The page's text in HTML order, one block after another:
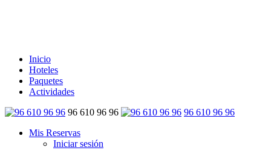
Inicio
Hoteles
Paquetes
Actividades
96 610 96 96
96 610 96 96
Mis Reservas
Iniciar sesión